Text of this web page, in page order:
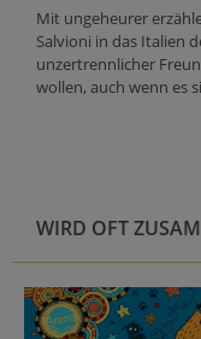
Mit ungeheurer
Salvioni in das Italien
unzertrennlicher
wollen, auch wenn es
WIRD OFT